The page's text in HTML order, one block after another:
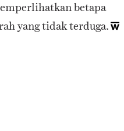
betapa
yang tidak terduga.